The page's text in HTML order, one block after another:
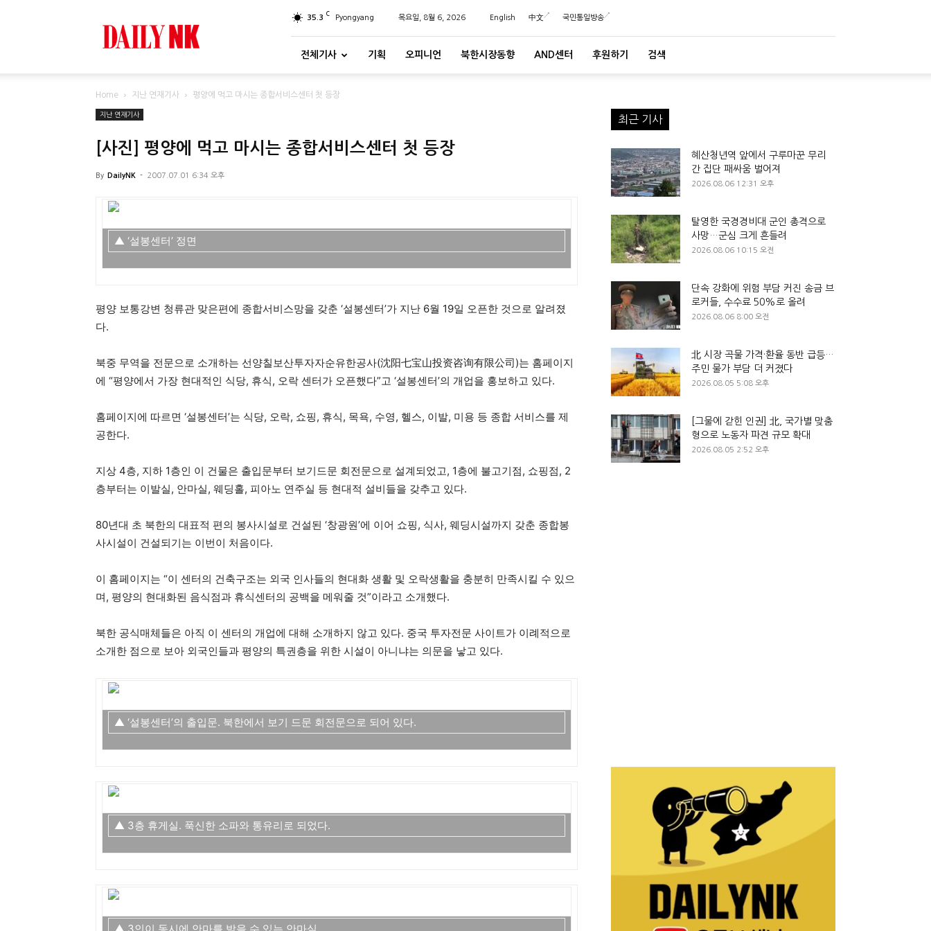
35.3 C Pyongyang 목요일, 8월 6, 2026 English 中文 국민통일방송
전체기사 기획 오피니언 북한시장동향 AND센터 후원하기 검색
Home 지난 연재기사 평양에 먹고 마시는 종합서비스센터 첫 등장
지난 연재기사
[사진] 평양에 먹고 마시는 종합서비스센터 첫 등장
By DailyNK - 2007.07.01 6:34 오후
▲ ‘설봉센터’ 정면
평양 보통강변 청류관 맞은편에 종합서비스망을 갖춘 ‘설봉센터’가 지난 6월 19일 오픈한 것으로 알려졌
다.
북중 무역을 전문으로 소개하는 선양칠보산투자자순유한공사(沈阳七宝山投资咨询有限公司)는 홈페이지
에 “평양에서 가장 현대적인 식당, 휴식, 오락 센터가 오픈했다”고 ‘설봉센터’의 개업을 홍보하고 있다.
홈페이지에 따르면 ‘설봉센터’는 식당, 오락, 쇼핑, 휴식, 목욕, 수영, 헬스, 이발, 미용 등 종합 서비스를 제
공한다.
지상 4층, 지하 1층인 이 건물은 출입문부터 보기드문 회전문으로 설계되었고, 1층에 불고기점, 쇼핑점, 2
층부터는 이발실, 안마실, 웨딩홀, 피아노 연주실 등 현대적 설비들을 갖추고 있다.
80년대 초 북한의 대표적 편의 봉사시설로 건설된 ‘창광원’에 이어 쇼핑, 식사, 웨딩시설까지 갖춘 종합봉
사시설이 건설되기는 이번이 처음이다.
이 홈페이지는 “이 센터의 건축구조는 외국 인사들의 현대화 생활 및 오락생활을 충분히 만족시킬 수 있으
며, 평양의 현대화된 음식점과 휴식센터의 공백을 메워줄 것”이라고 소개했다.
북한 공식매체들은 아직 이 센터의 개업에 대해 소개하지 않고 있다. 중국 투자전문 사이트가 이례적으로
소개한 점으로 보아 외국인들과 평양의 특권층을 위한 시설이 아니냐는 의문을 낳고 있다.
▲ ‘설봉센터’의 출입문. 북한에서 보기 드문 회전문으로 되어 있다.
▲ 3층 휴게실. 푹신한 소파와 통유리로 되었다.
최근 기사
혜산청년역 앞에서 구루마꾼 무리
간 집단 패싸움 벌어져
2026.08.06 12:31 오후
탈영한 국경경비대 군인 총격으로
사망…군심 크게 흔들려
2026.08.06 10:15 오전
단속 강화에 위험 부담 커진 송금 브
로커들, 수수료 50%로 올려
2026.08.06 8:00 오전
北 시장 곡물 가격·환율 동반 급등…
주민 물가 부담 더 커졌다
2026.08.05 5:08 오후
[그물에 갇힌 인권] 北, 국가별 맞춤
형으로 노동자 파견 규모 확대
2026.08.05 2:52 오후